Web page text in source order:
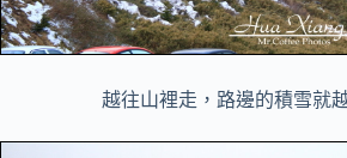
越往山裡走，路邊的積雪就